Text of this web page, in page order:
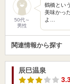
50代～
男性
鶴橋とい
美味かっ
よ…
関連情報から探す
辰巳温泉